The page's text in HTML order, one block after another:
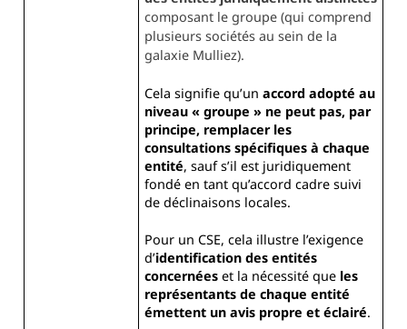
composant le groupe (qui comprend
plusieurs sociétés au sein de la
galaxie Mulliez).
Cela signifie qu’un accord adopté au
niveau « groupe » ne peut pas, par
principe, remplacer les
consultations spécifiques à chaque
entité, sauf s’il est juridiquement
fondé en tant qu’accord cadre suivi
de déclinaisons locales.
Pour un CSE, cela illustre l’exigence
d’identification des entités
concernéeset la nécessité que les
représentants de chaque entité
émettent un avis propre et éclairé.